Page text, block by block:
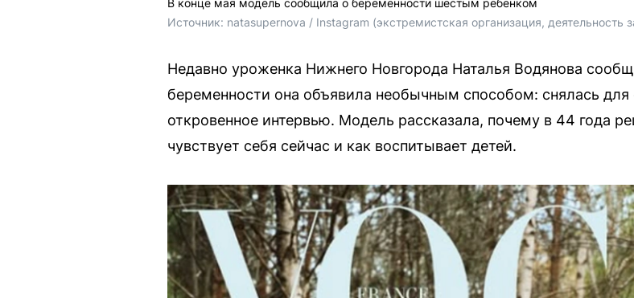
Источник: natasupernova / Instagram (экстремистская организация, деятельность
Недавно уроженка Нижнего Новгорода Наталья Водянова
беременности она объявила необычным способом: снялась для
откровенное интервью. Модель рассказала, почему в 44 года
чувствует себя сейчас и как воспитывает детей.